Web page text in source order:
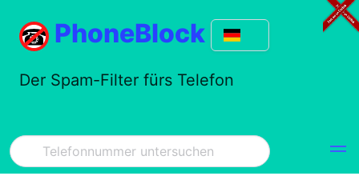
PhoneBlock
Der Spam-Filter fürs Telefon